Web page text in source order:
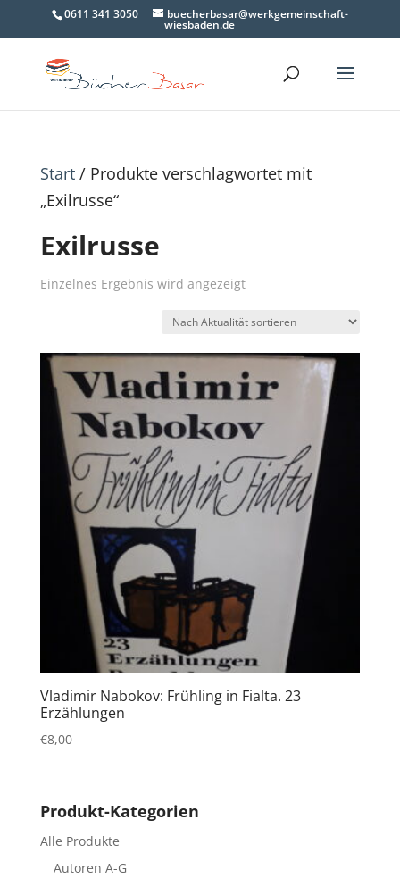
0611 341 3050 buecherbasar@werkgemeinschaft-
wiesbaden.de
Start/ Produkte verschlagwortet mit
„Exilrusse“
Exilrusse
Einzelnes Ergebnis wird angezeigt
Vladimir Nabokov: Frühling in Fialta. 23
Erzählungen
€8,00
Produkt-Kategorien
Alle Produkte
Autoren A-G